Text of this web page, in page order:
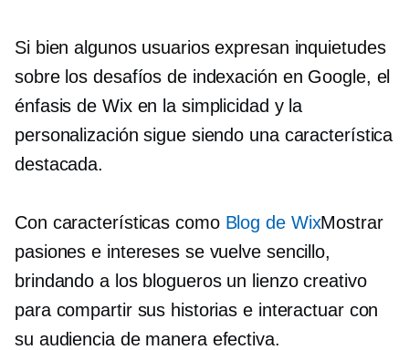
Si bien algunos usuarios expresan inquietudes
sobre los desafíos de indexación en Google, el
énfasis de Wix en la simplicidad y la
personalización sigue siendo una característica
destacada.
Con características como Blog de WixMostrar
pasiones e intereses se vuelve sencillo,
brindando a los blogueros un lienzo creativo
para compartir sus historias e interactuar con
su audiencia de manera efectiva.